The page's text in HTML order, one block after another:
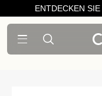
ENTDECKEN